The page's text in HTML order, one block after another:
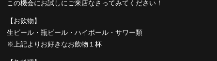
この機会にお試しにご来店なさってみてください！
【お飲物】
生ビール・瓶ビール・ハイボール・サワー類
※上記よりお好きなお飲物１杯